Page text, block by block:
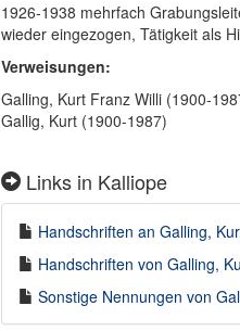
1926-1938 mehrfach
wieder eingezogen, Tätigkeit als
Verweisungen:
Galling, Kurt Franz Willi (1900-
Gallig, Kurt (1900-1987)
Links in Kalliope
Handschriften an Galling,
Handschriften von Galling,
Sonstige Nennungen von